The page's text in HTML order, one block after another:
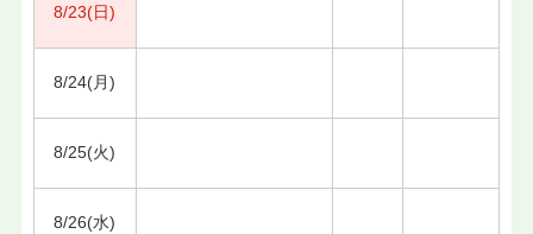
8/23(日)
8/24(月)
8/25(火)
8/26(水)